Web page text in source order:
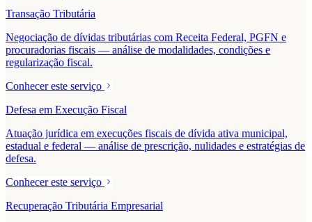
Transação Tributária
Negociação de dívidas tributárias com Receita Federal, PGFN e
procuradorias fiscais — análise de modalidades, condições e
regularização fiscal.
Conhecer este serviço
Defesa em Execução Fiscal
Atuação jurídica em execuções fiscais de dívida ativa municipal,
estadual e federal — análise de prescrição, nulidades e estratégias de
defesa.
Conhecer este serviço
Recuperação Tributária Empresarial